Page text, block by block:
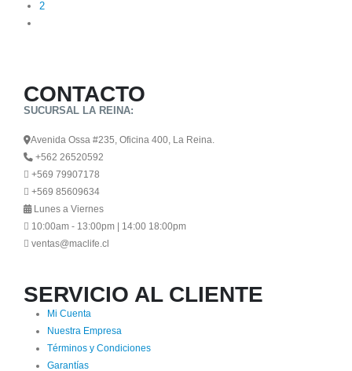
2
CONTACTO
SUCURSAL LA REINA:
Avenida Ossa #235, Oficina 400, La Reina.
+562 26520592
+569 79907178
+569 85609634
Lunes a Viernes
10:00am - 13:00pm | 14:00 18:00pm
ventas@maclife.cl
SERVICIO AL CLIENTE
Mi Cuenta
Nuestra Empresa
Términos y Condiciones
Garantías